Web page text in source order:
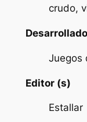
crudo,
Juegos
Editor (s)
Estallar